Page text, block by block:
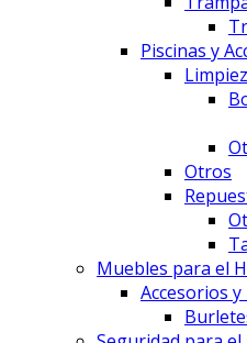
Piscinas y
Otros
Muebles para el
Accesorios